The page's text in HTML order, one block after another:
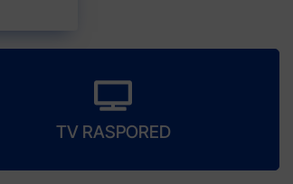
TV RASPORED